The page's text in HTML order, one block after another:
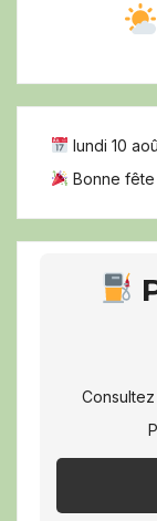
lundi 10
Bonne